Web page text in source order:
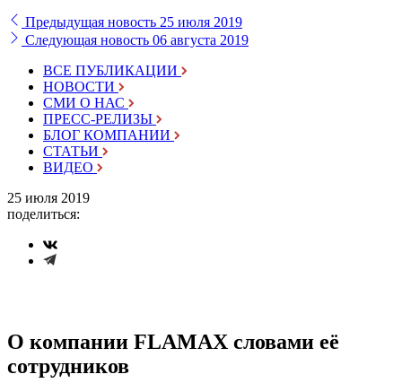
Предыдущая новость 25 июля 2019
Следующая новость 06 августа 2019
ВСЕ ПУБЛИКАЦИИ
НОВОСТИ
СМИ О НАС
ПРЕСС-РЕЛИЗЫ
БЛОГ КОМПАНИИ
СТАТЬИ
ВИДЕО
25 июля 2019
поделиться:
О компании FLAMAX словами её
сотрудников